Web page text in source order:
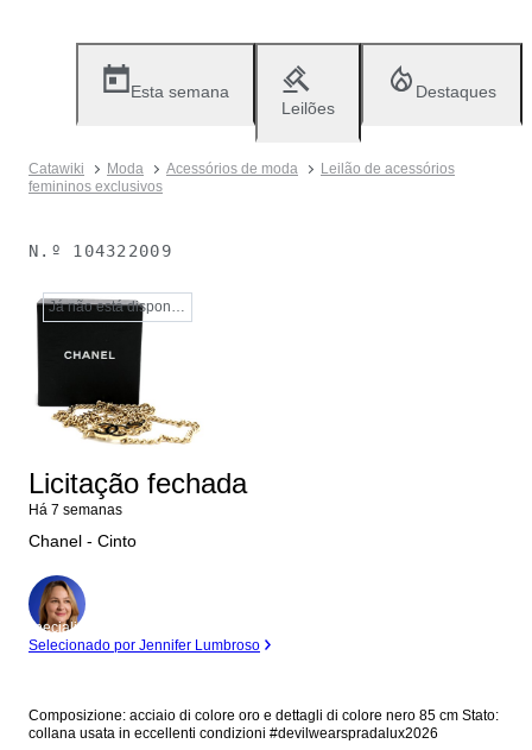
Esta semana
Leilões
Destaques
Catawiki Moda Acessórios de moda
Leilão de acessórios
femininos exclusivos
N.º 104322009
Já não está disponível
Licitação fechada
Há 7 semanas
Chanel - Cinto
Especialista
Selecionado por Jennifer Lumbroso
Composizione: acciaio di colore oro e dettagli di colore nero 85 cm Stato:
collana usata in eccellenti condizioni #devilwearspradalux2026